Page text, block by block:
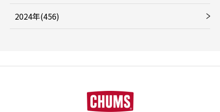
2024年(456)